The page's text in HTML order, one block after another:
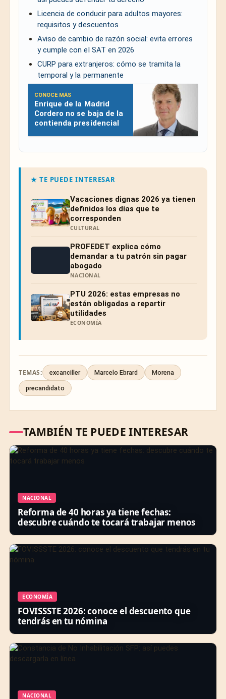
Licencia de conducir para adultos mayores:
requisitos y descuentos
Aviso de cambio de razón social: evita errores
y cumple con el SAT en 2026
CURP para extranjeros: cómo se tramita la
temporal y la permanente
CONOCE MÁS
Enrique de la Madrid
Cordero no se baja de la
contienda presidencial
★ TE PUEDE INTERESAR
Vacaciones dignas 2026 ya tienen
definidos los días que te
corresponden
CULTURAL
PROFEDET explica cómo
demandar a tu patrón sin pagar
abogado
NACIONAL
PTU 2026: estas empresas no
están obligadas a repartir
utilidades
ECONOMÍA
TEMAS: excanciller Marcelo Ebrard Morena
precandidato
TAMBIÉN TE PUEDE INTERESAR
NACIONAL
Reforma de 40 horas ya tiene fechas:
descubre cuándo te tocará trabajar menos
ECONOMÍA
FOVISSSTE 2026: conoce el descuento que
tendrás en tu nómina
NACIONAL